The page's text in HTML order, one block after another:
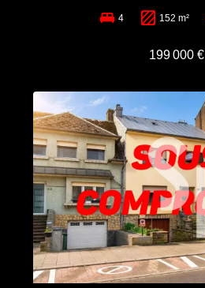
4 152 m²
199 000 €